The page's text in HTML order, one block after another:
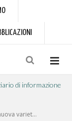
di informazione
variet...